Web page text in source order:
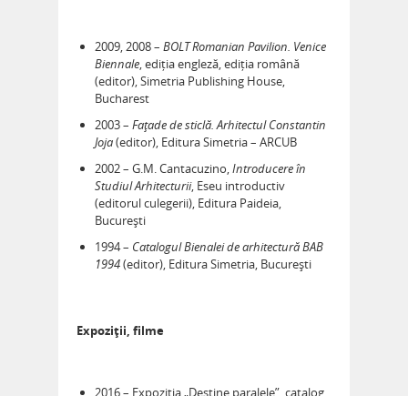
2009, 2008 – BOLT Romanian Pavilion. Venice
Biennale, ediția engleză, ediția română
(editor), Simetria Publishing House,
Bucharest
2003 – Faţade de sticlă. Arhitectul Constantin
Joja(editor), Editura Simetria – ARCUB
2002 – G.M. Cantacuzino,Introducere în
Studiul Arhitecturii, Eseu introductiv
(editorul culegerii), Editura Paideia,
București
1994 – Catalogul Bienalei de arhitectură BAB
1994(editor), Editura Simetria, București
Expoziţii, filme